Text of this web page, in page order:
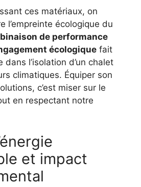
ces matériaux, on
l’empreinte écologique du
de performance
écologique fait
l’isolation d’un chalet
climatiques. Équiper son
c’est miser sur le
en respectant notre
et impact